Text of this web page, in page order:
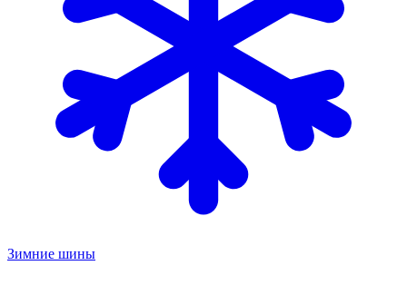
Зимние шины